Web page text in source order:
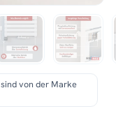
sind von der Marke